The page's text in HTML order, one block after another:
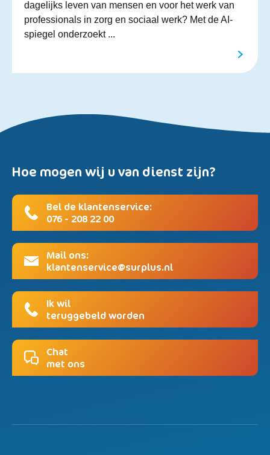
dagelijks leven van mensen en voor het werk van
professionals in zorg en sociaal werk? Met de AI-
spiegel onderzoekt ...
Hoe mogen wij u van dienst zijn?
Bel de klantenservice:
076 - 208 22 00
Mail ons:
klantenservice@surplus.nl
Ik wil
teruggebeld worden
Chat
met ons